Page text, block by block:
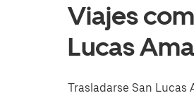
Viajes
Lucas
Trasladarse San Lucas